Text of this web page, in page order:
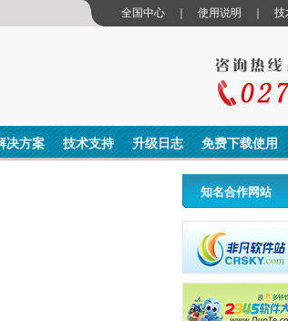
全国中心 使用说明 技
决方案 技术支持 升级日志 免费下载使用
知名合作网站